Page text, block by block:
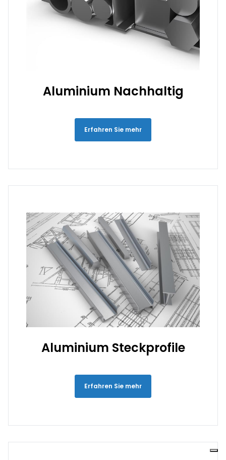
Aluminium Nachhaltig
Erfahren Sie mehr
Aluminium Steckprofile
Erfahren Sie mehr